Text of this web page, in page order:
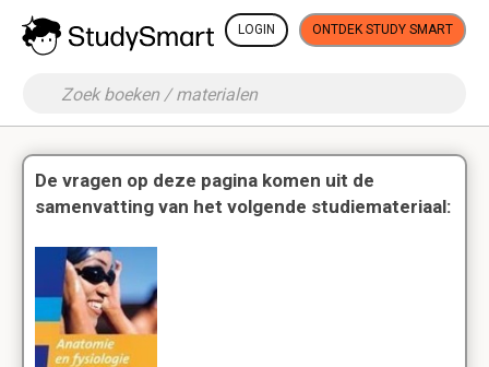
LOGIN ONTDEK STUDY SMART
De vragen op deze pagina komen uit de
samenvatting van het volgende studiemateriaal: